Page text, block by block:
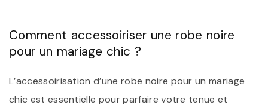
Comment accessoiriser une robe noire
pour un mariage chic ?
L’accessoirisation d’une robe noire pour un mariage
chic est essentielle pour parfaire votre tenue et